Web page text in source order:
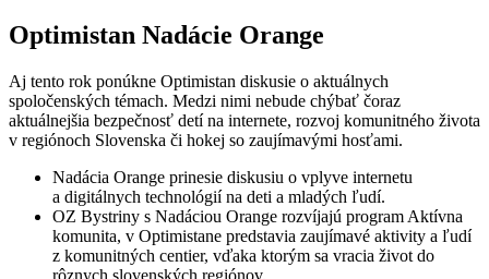
Optimistan Nadácie Orange
Aj tento rok ponúkne Optimistan diskusie o aktuálnych
spoločenských témach. Medzi nimi nebude chýbať čoraz
aktuálnejšia bezpečnosť detí na internete, rozvoj komunitného života
v regiónoch Slovenska či hokej so zaujímavými hosťami.
Nadácia Orange prinesie diskusiu o vplyve internetu
a digitálnych technológií na deti a mladých ľudí.
OZ Bystriny s Nadáciou Orange rozvíjajú program Aktívna
komunita, v Optimistane predstavia zaujímavé aktivity a ľudí
z komunitných centier, vďaka ktorým sa vracia život do
rôznych slovenských regiónov.